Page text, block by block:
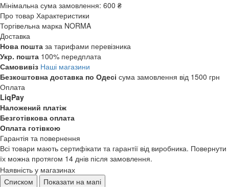
Мінімальна сума замовлення: 600 ₴
Про товар Характеристики
Торгівельна марка NORMA
Доставка
Нова пошта за тарифами перевізника
Укр. пошта 100% передплата
Самовивіз Наші магазини
Безкоштовна доставка по Одесі сума замовлення від 1500 грн
Оплата
LiqPay
Наложений платіж
Безготівкова оплата
Оплата готівкою
Гарантія та повернення
Всі товари мають сертифікати та гарантії від виробника. Повернути
їх можна протягом 14 днів після замовлення.
Наявність у магазинах
Списком
Показати на мапі